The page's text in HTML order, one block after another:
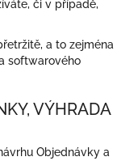
či v případě,
a to zejména
softwarového
VÝHRADA
Objednávky a